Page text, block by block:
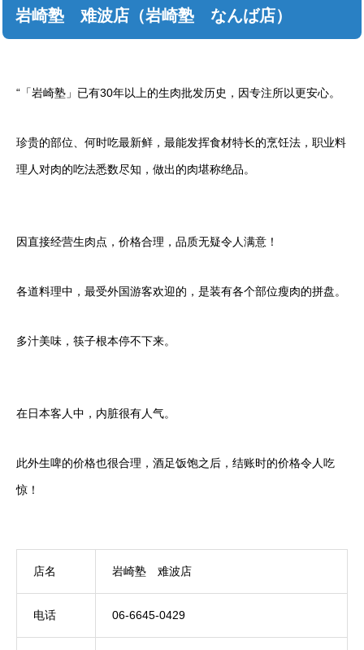
岩崎塾 难波店（岩崎塾 なんば店）
“「岩崎塾」已有30年以上的生肉批发历史，因专注所以更安心。
珍贵的部位、何时吃最新鲜，最能发挥食材特长的烹饪法，职业料
理人对肉的吃法悉数尽知，做出的肉堪称绝品。
因直接经营生肉点，价格合理，品质无疑令人满意！
各道料理中，最受外国游客欢迎的，是装有各个部位瘦肉的拼盘。
多汁美味，筷子根本停不下来。
在日本客人中，内脏很有人气。
此外生啤的价格也很合理，酒足饭饱之后，结账时的价格令人吃
惊！
店名 岩崎塾 难波店
电话 06-6645-0429